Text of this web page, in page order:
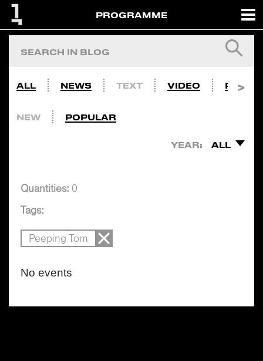
PROGRAMME
ALL NEWS TEXT VIDEO PHOTO
NEW POPULAR
YEAR: ALL
Quantities: 0
Tags:
Peeping Tom
No events